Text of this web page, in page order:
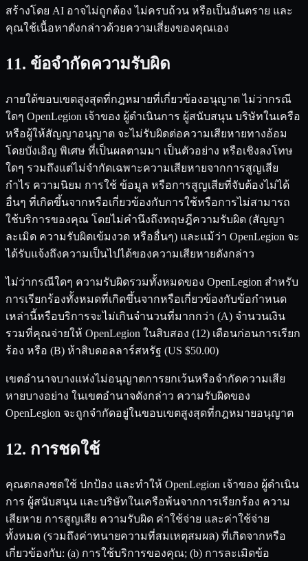
สร้างโดย AI อาจไม่ถูกต้อง ไม่ครบถ้วน หรือเป็นอันตราย และ
คุณใช้เนื้อหาดังกล่าวด้วยความเสี่ยงของคุณเอง
11. ข้อจำกัดความรับผิด
ภายใต้ขอบเขตสูงสุดที่กฎหมายที่เกี่ยวข้องอนุญาต ไม่ว่ากรณี
ใดๆ OpenLegion เจ้าของ ผู้ดำเนินการ ผู้สนับสนุน บริษัทในเครือ
หรือผู้ให้สัญญาอนุญาต จะไม่รับผิดต่อความเสียหายทางอ้อม
โดยบังเอิญ พิเศษ ที่เป็นผลตามมา เป็นตัวอย่าง หรือเชิงลงโทษ
ใดๆ รวมถึงแต่ไม่จำกัดเฉพาะความเสียหายจากการสูญเสีย
กำไร ความนิยม การใช้ ข้อมูล หรือการสูญเสียที่จับต้องไม่ได้
อื่นๆ ที่เกิดขึ้นจากหรือเกี่ยวข้องกับการใช้หรือการไม่สามารถ
ใช้บริการของคุณ โดยไม่คำนึงถึงทฤษฎีความรับผิด (สัญญา
ละเมิด ความรับผิดเข้มงวด หรืออื่นๆ) และแม้ว่า OpenLegion จะ
ได้รับแจ้งถึงความเป็นไปได้ของความเสียหายดังกล่าว
ไม่ว่ากรณีใดๆ ความรับผิดรวมทั้งหมดของ OpenLegion สำหรับ
การเรียกร้องทั้งหมดที่เกิดขึ้นจากหรือเกี่ยวข้องกับข้อกำหนด
เหล่านี้หรือบริการจะไม่เกินจำนวนที่มากกว่า (A) จำนวนเงิน
รวมที่คุณจ่ายให้ OpenLegion ในสิบสอง (12) เดือนก่อนการเรียก
ร้อง หรือ (B) ห้าสิบดอลลาร์สหรัฐ (US $50.00)
เขตอำนาจบางแห่งไม่อนุญาตการยกเว้นหรือจำกัดความเสีย
หายบางอย่าง ในเขตอำนาจดังกล่าว ความรับผิดของ
OpenLegion จะถูกจำกัดอยู่ในขอบเขตสูงสุดที่กฎหมายอนุญาต
12. การชดใช้
คุณตกลงชดใช้ ปกป้อง และทำให้ OpenLegion เจ้าของ ผู้ดำเนิน
การ ผู้สนับสนุน และบริษัทในเครือพ้นจากการเรียกร้อง ความ
เสียหาย การสูญเสีย ความรับผิด ค่าใช้จ่าย และค่าใช้จ่าย
ทั้งหมด (รวมถึงค่าทนายความที่สมเหตุสมผล) ที่เกิดจากหรือ
เกี่ยวข้องกับ: (a) การใช้บริการของคุณ; (b) การละเมิดข้อ